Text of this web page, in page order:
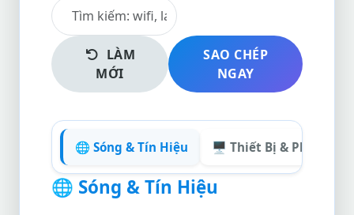
LÀM
MỚI
SAO CHÉP
NGAY
🌐 Sóng & Tín Hiệu 🖥️ Thiết Bị & Phần
🌐 Sóng & Tín Hiệu